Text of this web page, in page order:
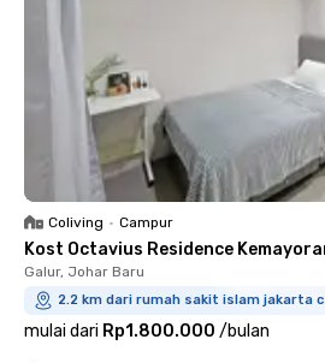
Coliving • Campur
Kost Octavius Residence
Galur, Johar Baru
2.2 km dari rumah sakit islam jakarta
mulai dari Rp1.800.000 /bulan